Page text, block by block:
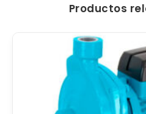
Productos